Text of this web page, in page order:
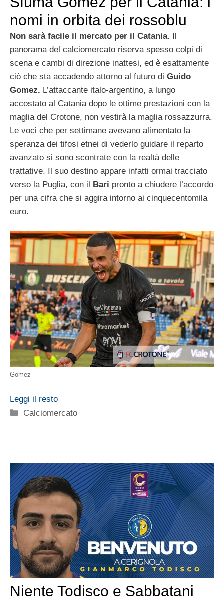
nomi in orbita dei rossoblu
Non sarà facile il mercato per il Catania. Il
panorama del calciomercato riserva spesso colpi di
scena e cambi di direzione inattesi, ed è esattamente
ciò che sta accadendo attorno al futuro di Guido
Gomez. L’attaccante italo-argentino, a lungo
accostato al Catania dopo le ottime prestazioni con la
maglia del Crotone, non vestirà la maglia rossazzurra.
Le voci che per settimane avevano alimentato la
speranza dei tifosi etnei di vederlo guidare il reparto
avanzato si sono scontrate con la realtà delle
trattative. Il suo destino appare infatti ormai tracciato
verso la Puglia, con il
Bari pronto a chiudere l’accordo
per una cifra che si aggira intorno ai cinquecentomila
euro.
Gomez
Leggi il resto
Categorie
Calciomercato
Niente Todisco e Sabbatani